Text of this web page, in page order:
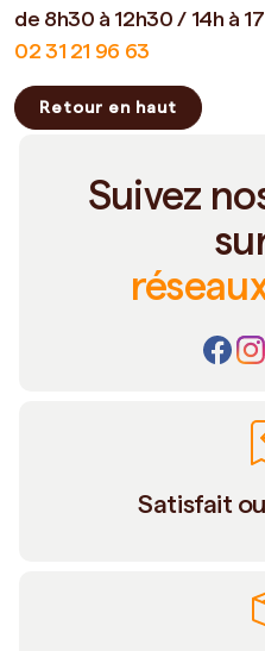
de 8h30 à 12h30 / 14h à
02 31 21 96 63
Retour en haut
Suivez
Satisfait